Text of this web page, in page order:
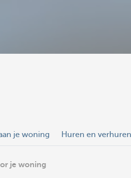
je woning Huren en verhuren
je woning